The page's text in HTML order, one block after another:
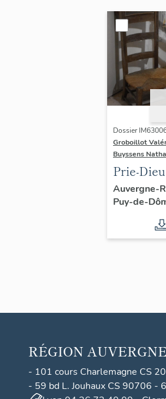
Dossier
Groboillot
Buyssens
Prie-
Auvergne-
Puy-de-
RÉGION
- 101 cours Charlemagne CS
- 59 bd L. Jouhaux CS 90706 -